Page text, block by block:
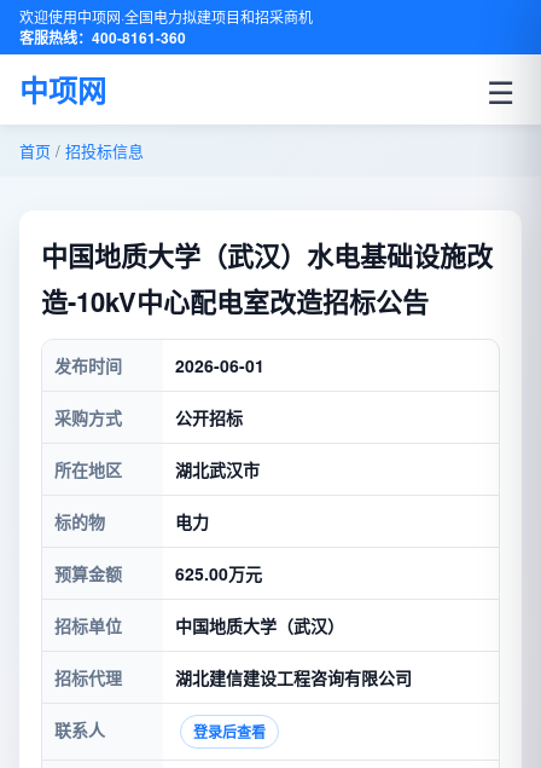
欢迎使用中项网·全国电力拟建项目和招采商机
客服热线：400-8161-360
中项网 ☰
首页 / 招投标信息
中国地质大学（武汉）水电基础设施改
造-10kV中心配电室改造招标公告
发布时间 2026-06-01
采购方式 公开招标
所在地区 湖北武汉市
标的物 电力
预算金额 625.00万元
招标单位 中国地质大学（武汉）
招标代理 湖北建信建设工程咨询有限公司
联系人 登录后查看